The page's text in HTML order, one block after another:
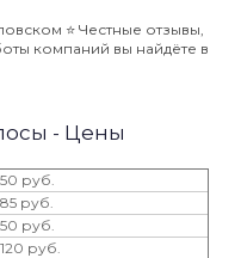
⭐️ Честные отзывы,
компаний вы найдёте в
- Цены
руб.
руб.
руб.
руб.